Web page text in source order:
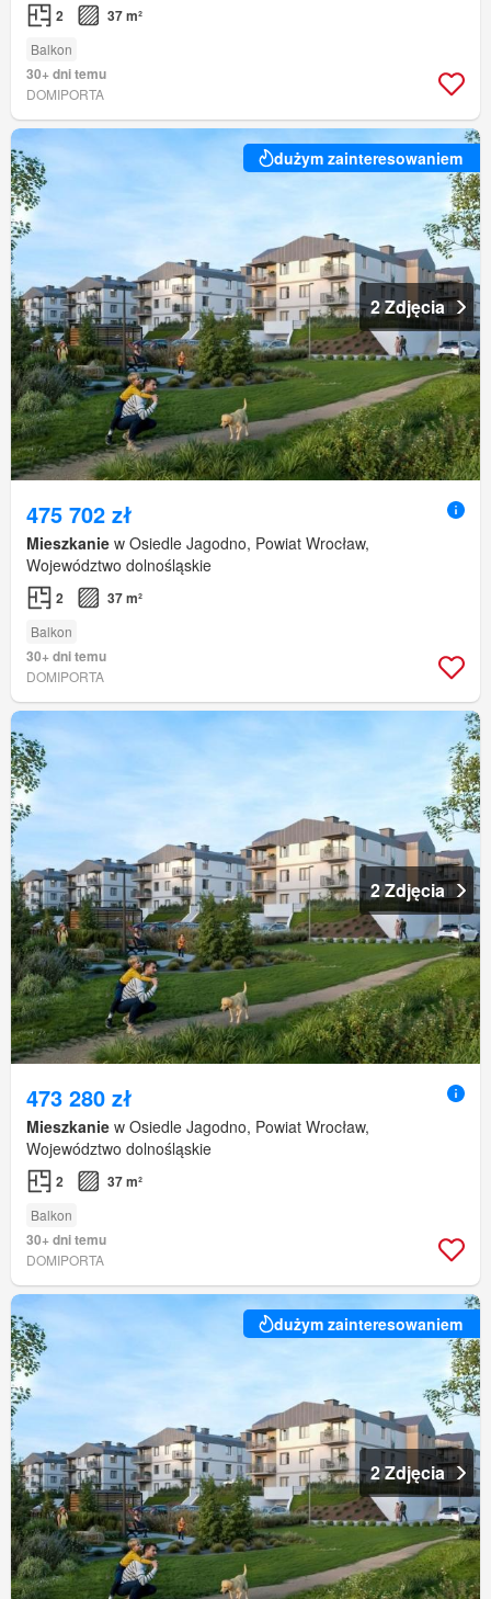
2 37 m²
Balkon
30+ dni temu
DOMIPORTA
dużym zainteresowaniem
2 Zdjęcia
475 702 zł
Mieszkanie w Osiedle Jagodno, Powiat Wrocław,
Województwo dolnośląskie
2 37 m²
Balkon
30+ dni temu
DOMIPORTA
2 Zdjęcia
473 280 zł
Mieszkanie w Osiedle Jagodno, Powiat Wrocław,
Województwo dolnośląskie
2 37 m²
Balkon
30+ dni temu
DOMIPORTA
dużym zainteresowaniem
2 Zdjęcia